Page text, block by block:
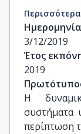
Δημόσιας
Μαρία
Πολιτικής
ΕΚΠΑ.
Περισσότερα
3/12/2019
Έτος
2019
H
συστήματα
περίπτωση